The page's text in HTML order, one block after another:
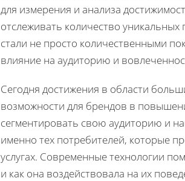
для измерения и анализа
отслеживать количество
стали не просто количественными
влияние на аудиторию и
Сегодня достижения в области
возможности для брендов в
сегментировать свою аудиторию и
именно тех потребителей, которые
услугах. Современные технологии
и как она воздействовала на их